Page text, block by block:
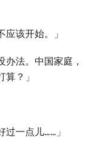
该开始。」
法。中国家庭，
？」
一点儿……」